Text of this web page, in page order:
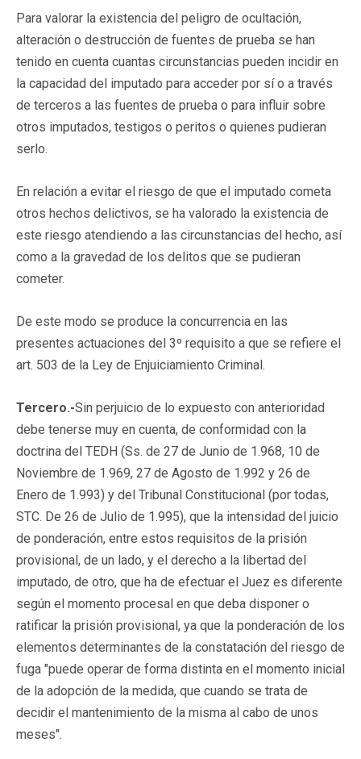
Para valorar la existencia del peligro de ocultación,
alteración o destrucción de fuentes de prueba se han
tenido en cuenta cuantas circunstancias pueden incidir en
la capacidad del imputado para acceder por sí o a través
de terceros a las fuentes de prueba o para influir sobre
otros imputados, testigos o peritos o quienes pudieran
serlo.
En relación a evitar el riesgo de que el imputado cometa
otros hechos delictivos, se ha valorado la existencia de
este riesgo atendiendo a las circunstancias del hecho, así
como a la gravedad de los delitos que se pudieran
cometer.
De este modo se produce la concurrencia en las
presentes actuaciones del 3º requisito a que se refiere el
art. 503 de la Ley de Enjuiciamiento Criminal.
Tercero.-Sin perjuicio de lo expuesto con anterioridad
debe tenerse muy en cuenta, de conformidad con la
doctrina del TEDH (Ss. de 27 de Junio de 1.968, 10 de
Noviembre de 1.969, 27 de Agosto de 1.992 y 26 de
Enero de 1.993) y del Tribunal Constitucional (por todas,
STC. De 26 de Julio de 1.995), que la intensidad del juicio
de ponderación, entre estos requisitos de la prisión
provisional, de un lado, y el derecho a la libertad del
imputado, de otro, que ha de efectuar el Juez es diferente
según el momento procesal en que deba disponer o
ratificar la prisión provisional, ya que la ponderación de los
elementos determinantes de la constatación del riesgo de
fuga "puede operar de forma distinta en el momento inicial
de la adopción de la medida, que cuando se trata de
decidir el mantenimiento de la misma al cabo de unos
meses".